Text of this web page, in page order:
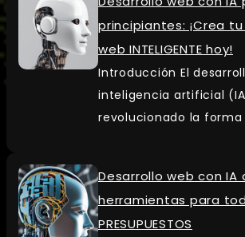
principiantes: ¡Crea
web INTELIGENTE hoy!
Introducción El
inteligencia artificial
revolucionado la forma
Desarrollo web con IA
herramientas para
PRESUPUESTOS